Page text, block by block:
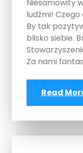
Niesamowity
ludźmi!
By tak
blisko siebie.
Za nami
Read